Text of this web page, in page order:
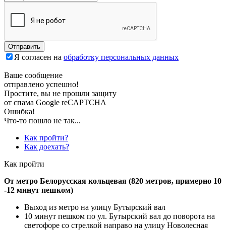
Отправить
Я согласен на обработку персональных данных
Ваше сообщение
отправлено успешно!
Простите, вы не прошли защиту
от спама Google reCAPTCHA
Ошибка!
Что-то пошло не так...
Как пройти?
Как доехать?
Как пройти
От метро Белорусская кольцевая (820 метров, примерно 10
-12 минут пешком)
Выход из метро на улицу Бутырский вал
10 минут пешком по ул. Бутырский вал до поворота на
светофоре со стрелкой направо на улицу Новолесная